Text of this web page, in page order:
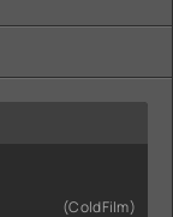
(ColdFilm)